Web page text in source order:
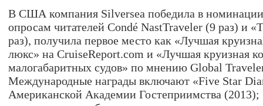
В США компания Silversea победила в
опросам читателей Condé NastTraveler (9 раз) и
раз), получила первое место как «Лучшая
люкс» на CruiseReport.com и «Лучшая круизная
малогабаритных судов» по мнению Global
Международные награды включают «Five Star
Американской Академии Гостеприимства